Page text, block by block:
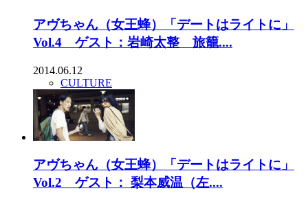
アヴちゃん（女王蜂）「デートはライトに」
Vol.4 ゲスト：岩崎太整 旅籠....
2014.06.12
CULTURE
アヴちゃん（女王蜂）「デートはライトに」
Vol.2 ゲスト： 梨本威温（左....